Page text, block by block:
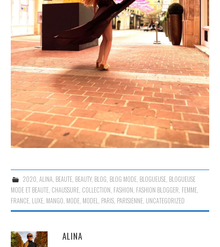
2020, ALINA, BEAUTE, BEAUTY, BLOG, BLOG MODE, BLOGUEUSE, BLOGUEUSE
MODE ET BEAUTE, CHAUSSURE, COLLECTION, FASHION, FASHION BLOGGER, FEMME,
FRANCE, LUXE, MANGO, MODE, MODEL, PARIS, PARISIENNE, UNCATEGORIZED
ALINA